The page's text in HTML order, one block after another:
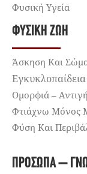
Φυσική Υγεία
ΦΥΣΙΚΉ ΖΩΉ
Άσκηση Και
Ομορφιά –
Φτιάχνω Μόνος
Φύση Και
ΠΡΌΣΩΠΑ –